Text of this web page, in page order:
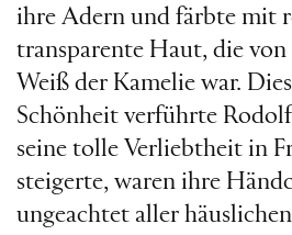
ihre Adern und färbte mit
transparente Haut, die von
Weiß der Kamelie war.
Schönheit verführte
seine tolle Verliebtheit in
steigerte, waren ihre
ungeachtet aller